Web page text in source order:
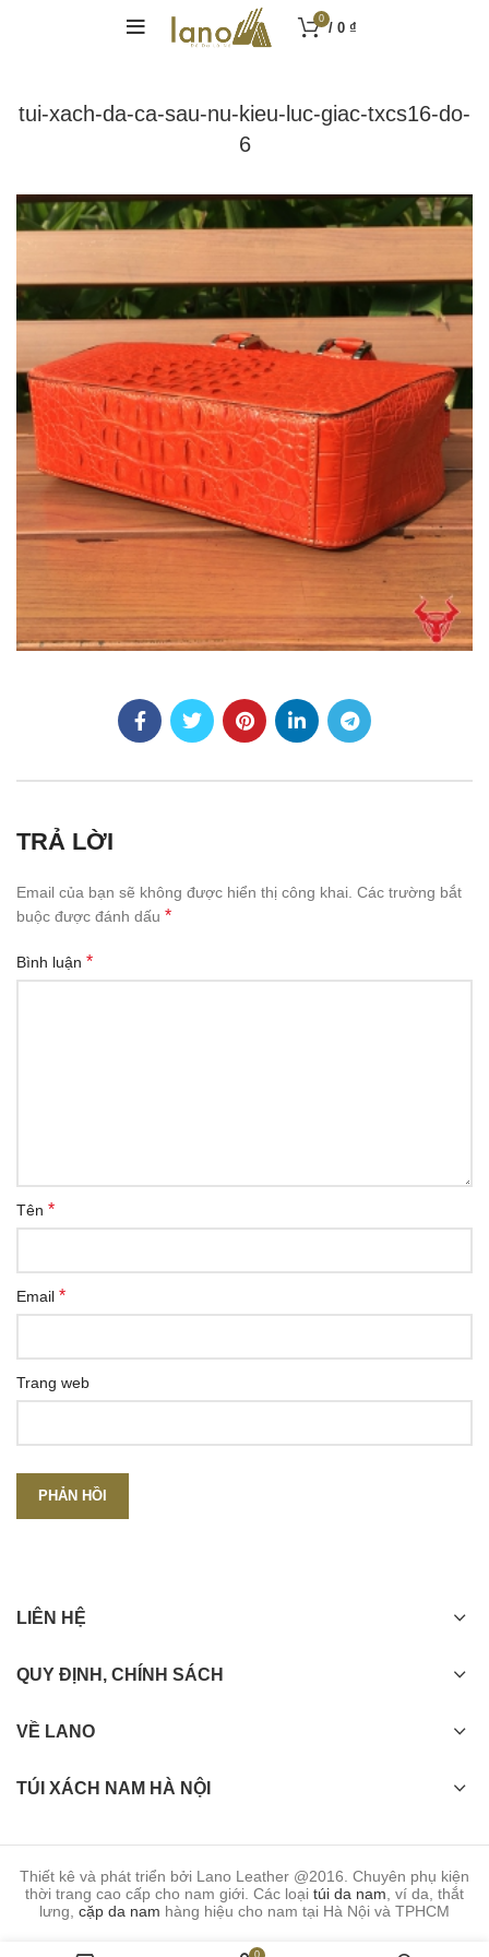
0
/ 0 ₫
tui-xach-da-ca-sau-nu-kieu-luc-giac-txcs16-do-
6
TRẢ LỜI
Email của bạn sẽ không được hiển thị công khai. Các trường bắt
buộc được đánh dấu *
Bình luận *
Tên *
Email *
Trang web
LIÊN HỆ
QUY ĐỊNH, CHÍNH SÁCH
VỀ LANO
TÚI XÁCH NAM HÀ NỘI
Thiết kê và phát triển bởi Lano Leather @2016. Chuyên phụ kiện
thời trang cao cấp cho nam giới. Các loại túi da nam, ví da, thắt
lưng, cặp da nam hàng hiệu cho nam tại Hà Nội và TPHCM
0